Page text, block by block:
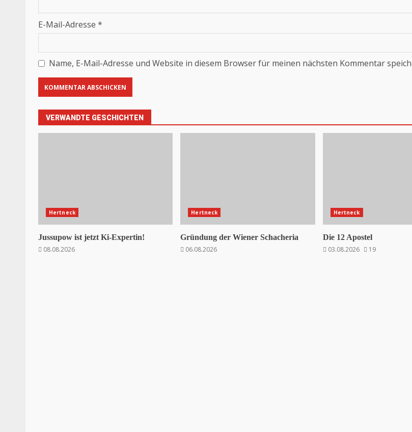
E-Mail-Adresse *
Name, E-Mail-Adresse und Website in diesem Browser für meinen nächsten Kommentar
VERWANDTE GESCHICHTEN
Hertneck
Jussupow ist jetzt Ki-Expertin!
08.08.2026
Hertneck
Gründung der Wiener Schacheria
06.08.2026
Hertneck
Die 12 Apostel
03.08.2026
19